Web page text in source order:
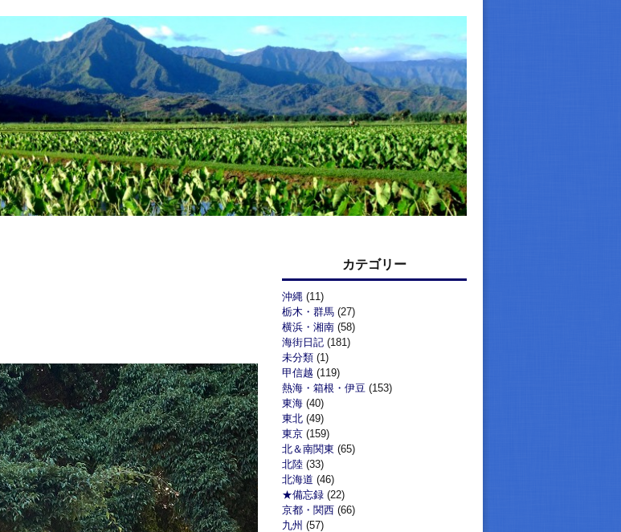
カテゴリー
沖縄 (11)
栃木・群馬 (27)
横浜・湘南 (58)
海街日記 (181)
未分類 (1)
甲信越 (119)
熱海・箱根・伊豆 (153)
東海 (40)
東北 (49)
東京 (159)
北＆南関東 (65)
北陸 (33)
北海道 (46)
★備忘録 (22)
京都・関西 (66)
九州 (57)